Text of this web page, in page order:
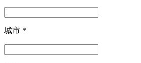
城市 *